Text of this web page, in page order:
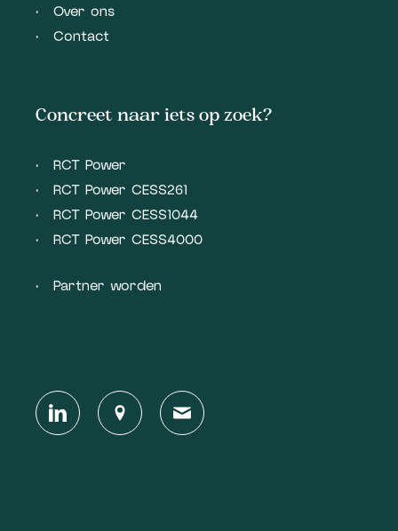
Over ons
Contact
Concreet naar iets op zoek?
RCT Power
RCT Power CESS261
RCT Power CESS1044
RCT Power CESS4000
Partner worden